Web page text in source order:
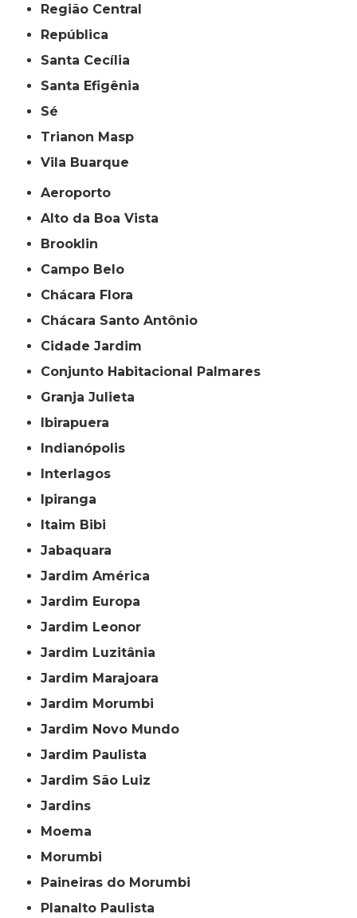
Região Central
República
Santa Cecília
Santa Efigênia
Sé
Trianon Masp
Vila Buarque
Aeroporto
Alto da Boa Vista
Brooklin
Campo Belo
Chácara Flora
Chácara Santo Antônio
Cidade Jardim
Conjunto Habitacional Palmares
Granja Julieta
Ibirapuera
Indianópolis
Interlagos
Ipiranga
Itaim Bibi
Jabaquara
Jardim América
Jardim Europa
Jardim Leonor
Jardim Luzitânia
Jardim Marajoara
Jardim Morumbi
Jardim Novo Mundo
Jardim Paulista
Jardim São Luiz
Jardins
Moema
Morumbi
Paineiras do Morumbi
Planalto Paulista